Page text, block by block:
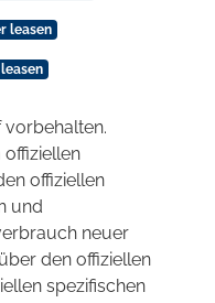
leasen
vorbehalten.
offiziellen
offiziellen
und
neuer
den offiziellen
spezifischen